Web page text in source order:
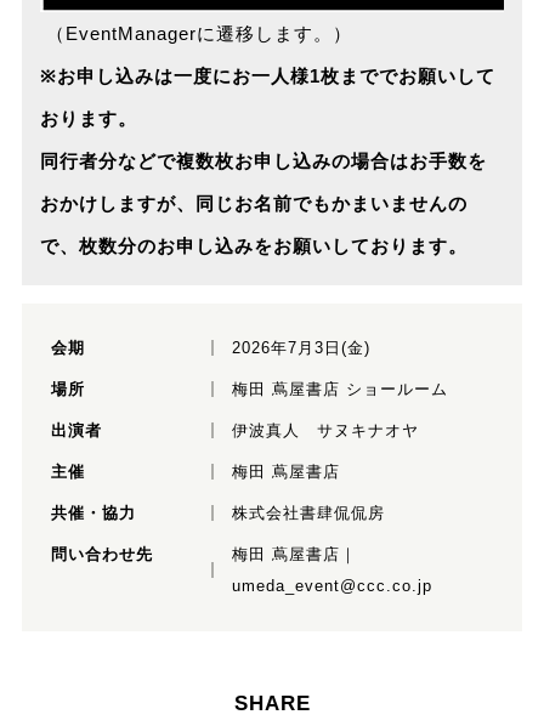
（EventManagerに遷移します。）
※お申し込みは一度にお一人様1枚まででお願いして
おります。
同行者分などで複数枚お申し込みの場合はお手数を
おかけしますが、同じお名前でもかまいませんの
で、枚数分のお申し込みをお願いしております。
会期 2026年7月3日(金)
場所 梅田 蔦屋書店 ショールーム
出演者 伊波真人 サヌキナオヤ
主催 梅田 蔦屋書店
共催・協力 株式会社書肆侃侃房
問い合わせ先
梅田 蔦屋書店｜
umeda_event@ccc.co.jp
SHARE